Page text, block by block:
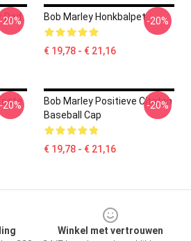
Dad
-20% Bob Marley Honkbalpet
€ 19,78 - € 21,16
-20%
-20%
Bob Marley Positieve Citaten
Baseball Cap
€ 19,78 - € 21,16
-20%
Winkel met vertrouwen